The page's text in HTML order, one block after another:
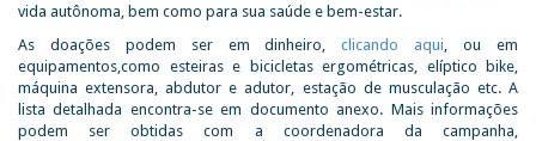
vida autônoma, bem como para sua saúde e bem-estar.
As doações podem ser em dinheiro,clicando aqui, ou em
equipamentos,como esteiras e bicicletas ergométricas, elíptico bike,
máquina extensora, abdutor e adutor, estação de musculação etc. A
lista detalhada encontra-se em documento anexo. Mais informações
podem ser obtidas com a coordenadora da campanha,